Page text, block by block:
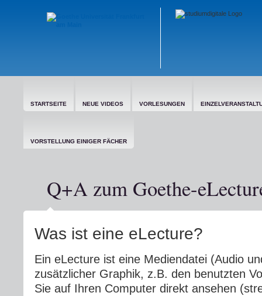
STARTSEITE NEUE VIDEOS VORLESUNGEN
VORSTELLUNG EINIGER FÄCHER
Q+A zum Goethe-
Was ist eine eLecture?
Ein eLecture ist eine Mediendatei (Audio
zusätzlicher Graphik, z.B. den benutzten
Sie auf Ihren Computer direkt ansehen